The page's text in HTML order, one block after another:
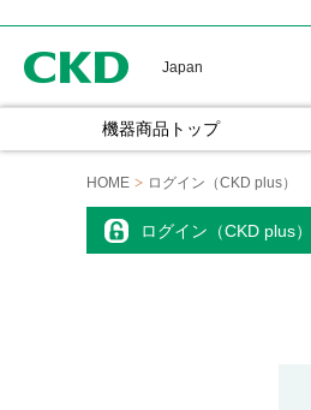
Japan
機器商品トップ
HOME ログイン（CKD plus）
ログイン（CKD plus）